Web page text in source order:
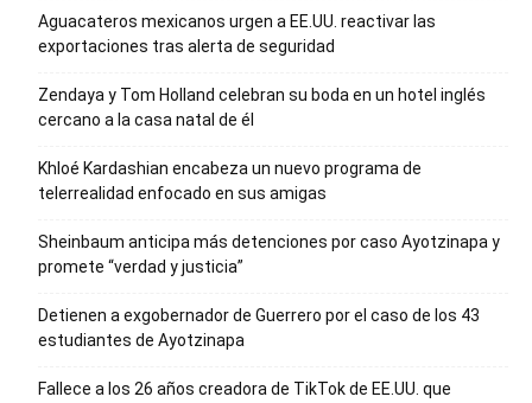
Aguacateros mexicanos urgen a EE.UU. reactivar las
exportaciones tras alerta de seguridad
Zendaya y Tom Holland celebran su boda en un hotel inglés
cercano a la casa natal de él
Khloé Kardashian encabeza un nuevo programa de
telerrealidad enfocado en sus amigas
Sheinbaum anticipa más detenciones por caso Ayotzinapa y
promete “verdad y justicia”
Detienen a exgobernador de Guerrero por el caso de los 43
estudiantes de Ayotzinapa
Fallece a los 26 años creadora de TikTok de EE.UU. que